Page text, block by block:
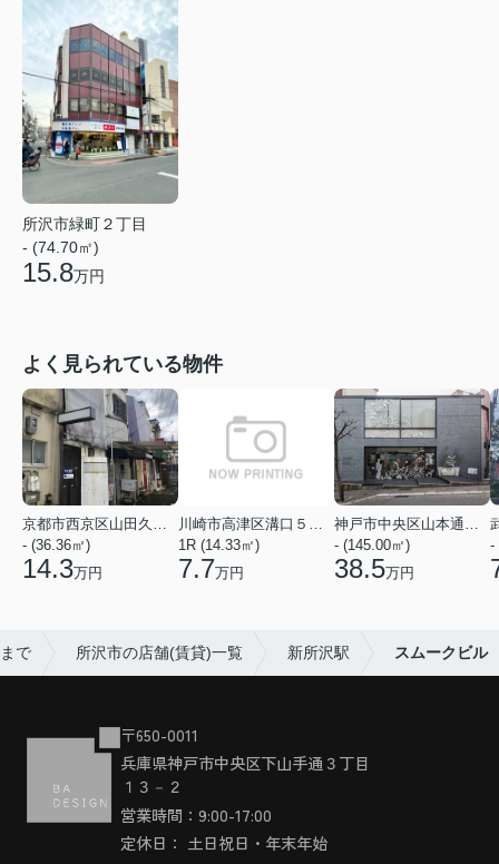
所沢市緑町２丁目
- (74.70㎡)
15.8万円
よく見られている物件
- (36.36㎡)
14.3万円
1R (14.33㎡)
7.7万円
- (145.00㎡)
38.5万円
-
で 所沢市の店舗(賃貸)一覧 新所沢駅 スムークビル
〒650-0011
兵庫県神戸市中央区下山手通３丁目
１３－２
営業時間：9:00-17:00
定休日： 土日祝日・年末年始